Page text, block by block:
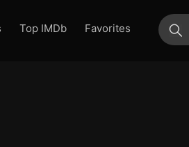
Top IMDb
Favorites